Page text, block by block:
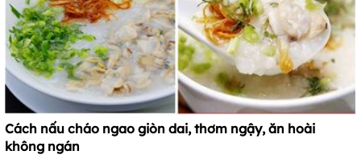
Cách nấu cháo ngao giòn dai, thơm ngậy, ăn hoài
không ngán